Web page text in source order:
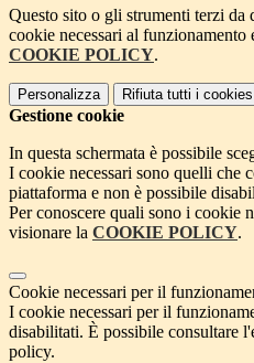
Questo sito o gli strumenti terzi
cookie necessari al
COOKIE POLICY.
Personalizza Rifiuta tutti i cookies
Gestione cookie
In questa schermata è possibile
I cookie necessari sono quelli che
piattaforma e non è possibile
Per conoscere quali sono i cookie
visionare la COOKIE POLICY.
Cookie necessari per il
I cookie necessari per il
disabilitati. È possibile consultare
policy.